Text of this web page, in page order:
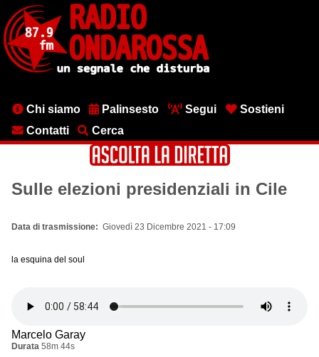
contenuto
principale
MenuChi siamo Palinsesto Segui
Sostieni
Contatti
Cerca
Sulle elezioni presidenziali in Cile
Data di trasmissione Giovedì 23 Dicembre 2021 - 17:09
la esquina del soul
Marcelo Garay
Durata 58m 44s